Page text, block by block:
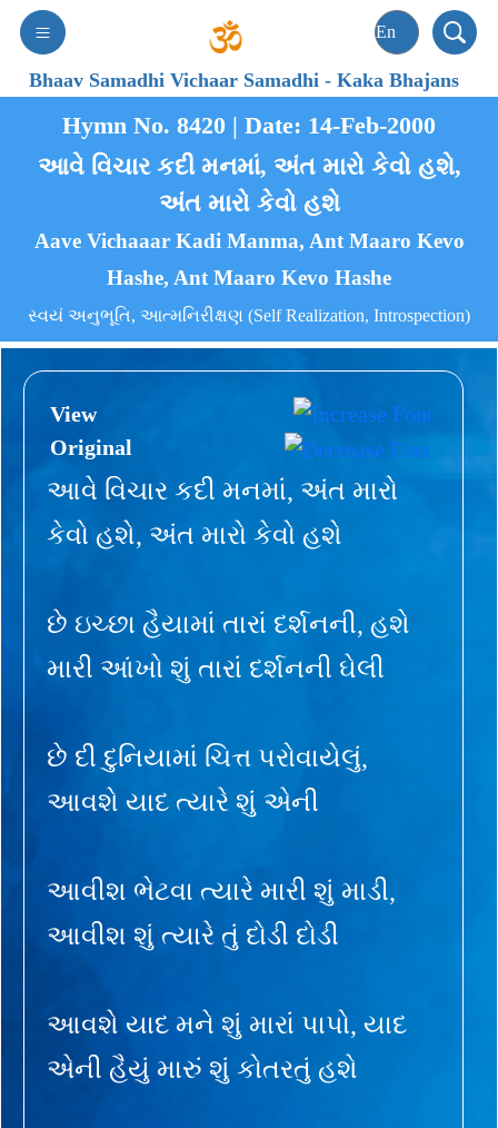
Bhaav Samadhi Vichaar Samadhi-Kaka Bhajans
Hymn No. 8420 | Date: 14-Feb-2000
આવે વિચાર કદી મનમાં, અંત મારો કેવો હશે,
અંત મારો કેવો હશે
Aave Vichaaar Kadi Manma, Ant Maaro Kevo
Hashe, Ant Maaro Kevo Hashe
સ્વયં અનુભૂતિ, આત્મનિરીક્ષણ (Self Realization, Introspection)
View
Original
આવે વિચાર કદી મનમાં, અંત મારો
કેવો હશે, અંત મારો કેવો હશે
છે ઇચ્છા હૈયામાં તારાં દર્શનની, હશે
મારી આંખો શું તારાં દર્શનની ઘેલી
છે દી દુનિયામાં ચિત્ત પરોવાયેલું,
આવશે યાદ ત્યારે શું એની
આવીશ ભેટવા ત્યારે મારી શું માડી,
આવીશ શું ત્યારે તું દોડી દોડી
આવશે યાદ મને શું મારાં પાપો, યાદ
એની હૈયું મારું શું કોતરતું હશે